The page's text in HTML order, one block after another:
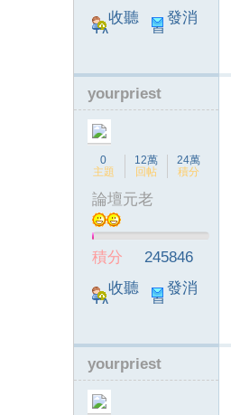
收聽
TA
發消
息
yourpriest
0
主題
12萬
回帖
24萬
積分
論壇元老
積分
245846
收聽
TA
發消
息
yourpriest